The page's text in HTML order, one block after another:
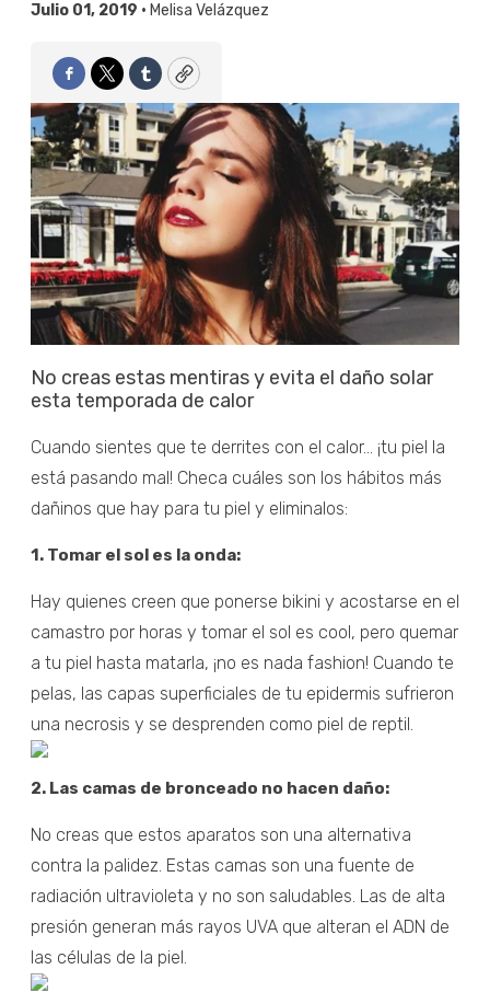
Julio 01, 2019 • Melisa Velázquez
Facebook
TwitterTumblrCopy
No creas estas mentiras y evita el daño solar
esta temporada de calor
Cuando sientes que te derrites con el calor... ¡tu piel la
está pasando mal! Checa cuáles son los hábitos más
dañinos que hay para tu piel y eliminalos:
1. Tomar el sol es la onda:
Hay quienes creen que ponerse bikini y acostarse en el
camastro por horas y tomar el sol es cool, pero quemar
a tu piel hasta matarla, ¡no es nada fashion! Cuando te
pelas, las capas superficiales de tu epidermis sufrieron
una necrosis y se desprenden como piel de reptil.
2. Las camas de bronceado no hacen daño:
No creas que estos aparatos son una alternativa
contra la palidez. Estas camas son una fuente de
radiación ultravioleta y no son saludables. Las de alta
presión generan más rayos UVA que alteran el ADN de
las células de la piel.